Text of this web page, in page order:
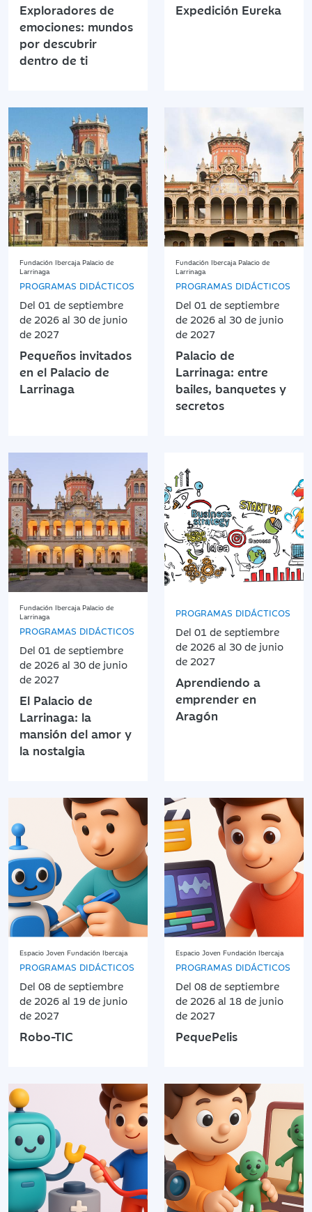
Exploradores de
emociones: mundos
por descubrir
dentro de ti
Expedición Eureka
Fundación Ibercaja Palacio de
Larrinaga
PROGRAMAS DIDÁCTICOS
Del 01 de septiembre
de 2026 al 30 de junio
de 2027
Pequeños invitados
en el Palacio de
Larrinaga
Fundación Ibercaja Palacio de
Larrinaga
PROGRAMAS DIDÁCTICOS
Del 01 de septiembre
de 2026 al 30 de junio
de 2027
Palacio de
Larrinaga: entre
bailes, banquetes y
secretos
Fundación Ibercaja Palacio de
Larrinaga
PROGRAMAS DIDÁCTICOS
Del 01 de septiembre
de 2026 al 30 de junio
de 2027
El Palacio de
Larrinaga: la
mansión del amor y
la nostalgia
PROGRAMAS DIDÁCTICOS
Del 01 de septiembre
de 2026 al 30 de junio
de 2027
Aprendiendo a
emprender en
Aragón
Espacio Joven Fundación Ibercaja
PROGRAMAS DIDÁCTICOS
Del 08 de septiembre
de 2026 al 19 de junio
de 2027
Robo-TIC
Espacio Joven Fundación Ibercaja
PROGRAMAS DIDÁCTICOS
Del 08 de septiembre
de 2026 al 18 de junio
de 2027
PequePelis